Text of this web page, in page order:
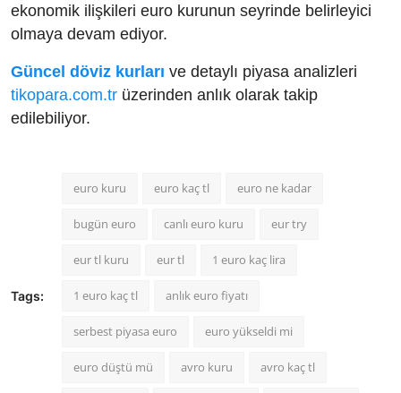
ekonomik ilişkileri euro kurunun seyrinde belirleyici
olmaya devam ediyor.
Güncel döviz kurları ve detaylı piyasa analizleri
tikopara.com.tr üzerinden anlık olarak takip
edilebiliyor.
Tags:
euro kuru euro kaç tl euro ne kadar
bugün euro canlı euro kuru eur try
eur tl kuru eur tl 1 euro kaç lira
1 euro kaç tl anlık euro fiyatı
serbest piyasa euro euro yükseldi mi
euro düştü mü avro kuru avro kaç tl